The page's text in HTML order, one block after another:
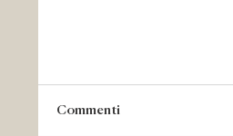
Commenti